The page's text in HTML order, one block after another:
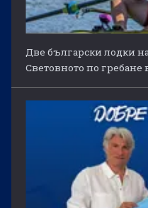
Две български лодки
Световното по гребане